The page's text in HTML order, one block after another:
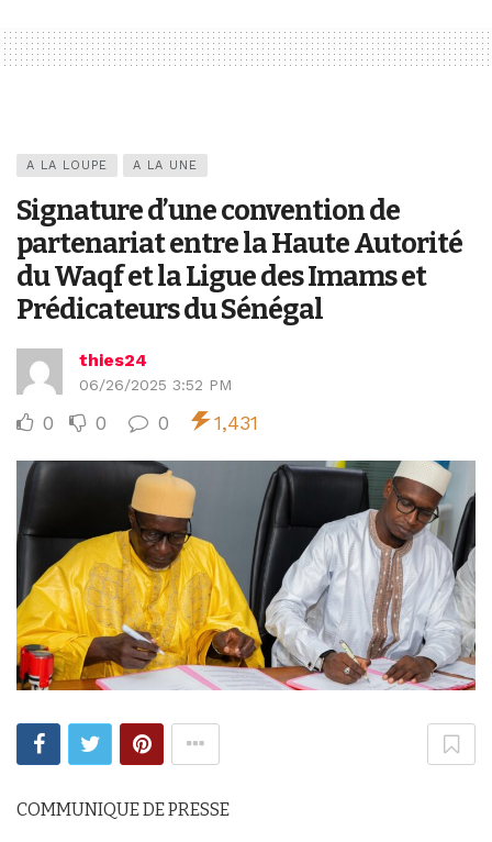
A LA LOUPE A LA UNE
Signature d’une convention de
partenariat entre la Haute Autorité
du Waqf et la Ligue des Imams et
Prédicateurs du Sénégal
thies24
06/26/2025 3:52 PM
0 0 0 1,431
COMMUNIQUE DE PRESSE